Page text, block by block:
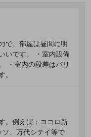
で、部屋は昼間に明
いです。 ・室内設備
・室内の段差はバリ
。
。例えば：ココロ新
、万代シテイ等で